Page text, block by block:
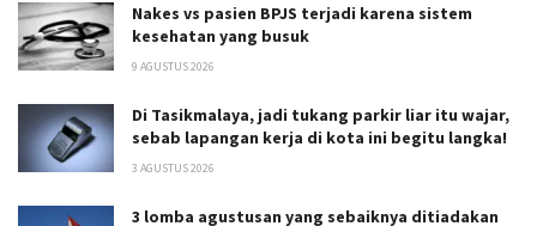
Nakes vs pasien BPJS terjadi karena sistem
kesehatan yang busuk
9 AGUSTUS 2026
Di Tasikmalaya, jadi tukang parkir liar itu wajar,
sebab lapangan kerja di kota ini begitu langka!
3 AGUSTUS 2026
3 lomba agustusan yang sebaiknya ditiadakan